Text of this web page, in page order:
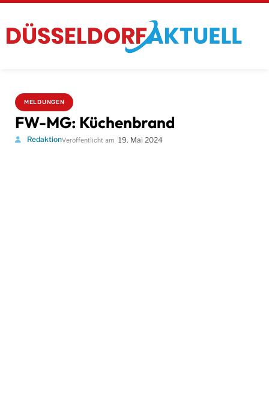
MELDUNGEN
FW-MG: Küchenbrand
RedaktionVeröffentlicht am 19. Mai 2024